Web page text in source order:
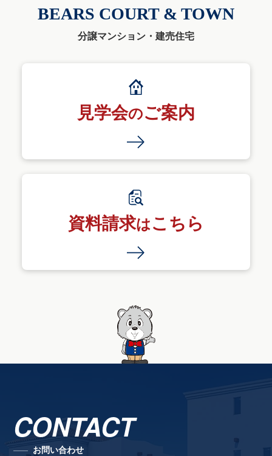
BEARS COURT & TOWN
分譲マンション・建売住宅
見学会のご案内
資料請求はこちら
CONTACT
お問い合わせ